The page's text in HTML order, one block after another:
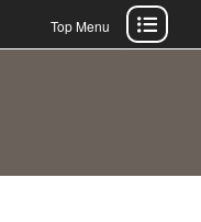
Top Menu